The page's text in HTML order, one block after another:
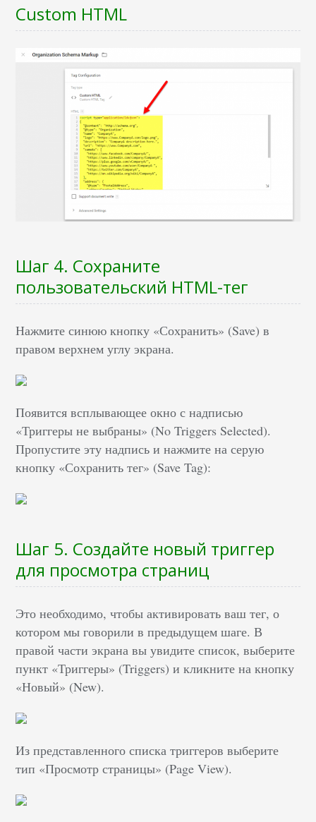
Custom HTML
Шаг 4. Сохраните
пользовательский HTML-тег
Нажмите синюю кнопку «Сохранить» (Save) в
правом верхнем углу экрана.
Появится всплывающее окно с надписью
«Триггеры не выбраны» (No Triggers Selected).
Пропустите эту надпись и нажмите на серую
кнопку «Сохранить тег» (Save Tag):
Шаг 5. Создайте новый триггер
для просмотра страниц
Это необходимо, чтобы активировать ваш тег, о
котором мы говорили в предыдущем шаге. В
правой части экрана вы увидите список, выберите
пункт «Триггеры» (Triggers) и кликните на кнопку
«Новый» (New).
Из представленного списка триггеров выберите
тип «Просмотр страницы» (Page View).